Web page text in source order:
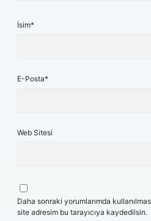
İsim*
E-Posta*
Web Sitesi
Daha sonraki yorumlarımda
site adresim bu tarayıcıya kaydedilsin.